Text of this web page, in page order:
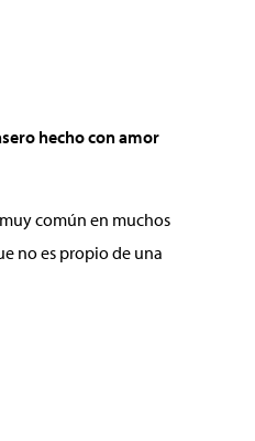
hecho con amor
común en muchos
no es propio de una